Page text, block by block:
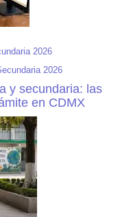
2026
2026
y secundaria: las
en CDMX